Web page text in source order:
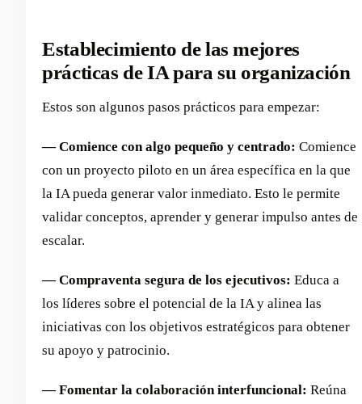
Establecimiento de las mejores
prácticas de IA para su organización
Estos son algunos pasos prácticos para empezar:
— Comience con algo pequeño y centrado: Comience
con un proyecto piloto en un área específica en la que
la IA pueda generar valor inmediato. Esto le permite
validar conceptos, aprender y generar impulso antes de
escalar.
— Compraventa segura de los ejecutivos: Educa a
los líderes sobre el potencial de la IA y alinea las
iniciativas con los objetivos estratégicos para obtener
su apoyo y patrocinio.
— Fomentar la colaboración interfuncional: Reúna